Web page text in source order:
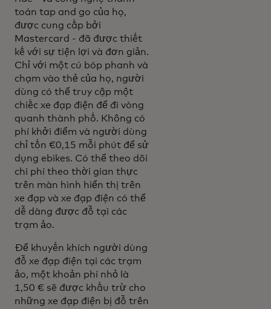
toán tap and go của họ,
được cung cấp bởi
Mastercard - đã được thiết
kế với sự tiện lợi và đơn giản.
Chỉ với một cú bóp phanh và
chạm vào thẻ của họ, người
dùng có thể truy cập một
chiếc xe đạp điện để đi vòng
quanh thành phố. Không có
phí khởi điểm và người dùng
chỉ tốn €0,15 mỗi phút để sử
dụng ebikes. Có thể theo dõi
chi phí theo thời gian thực
trên màn hình hiển thị trên
xe đạp và xe đạp điện có thể
dễ dàng được đỗ tại các
trạm ảo.
Để khuyến khích người dùng
đỗ xe đạp điện tại các trạm
ảo, một khoản phí nhỏ là
1,50 € sẽ được khấu trừ cho
những xe đạp điện bị đỗ trên